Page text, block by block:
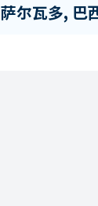
萨尔瓦多, 巴